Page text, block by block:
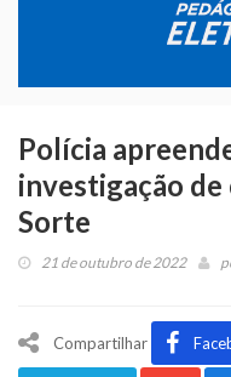
Polícia
investigação de
Sorte
21 de outubro de 2022
Compartilhar